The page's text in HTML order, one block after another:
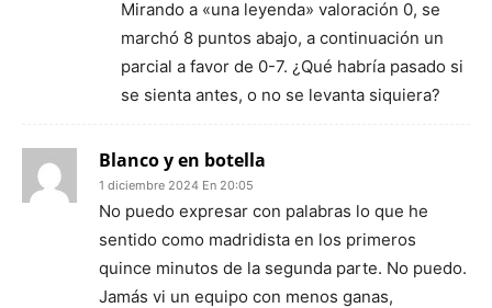
Mirando a «una leyenda» valoración 0, se
marchó 8 puntos abajo, a continuación un
parcial a favor de 0-7. ¿Qué habría pasado si
se sienta antes, o no se levanta siquiera?
Blanco y en botella
1 diciembre 2024 En 20:05
No puedo expresar con palabras lo que he
sentido como madridista en los primeros
quince minutos de la segunda parte. No puedo.
Jamás vi un equipo con menos ganas,